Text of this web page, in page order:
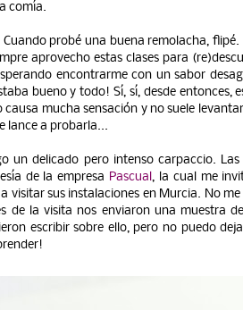
comía.
probé una buena remolacha,
aprovecho estas clases para
encontrarme con un sabor
bueno y todo! Sí, sí, desde entonces,
causa mucha sensación y no suele
lance a probarla...
un delicado pero intenso carpaccio.
de la empresa Pascual, la cual me
visitar sus instalaciones en Murcia. No
de la visita nos enviaron una muestra
escribir sobre ello, pero no puedo